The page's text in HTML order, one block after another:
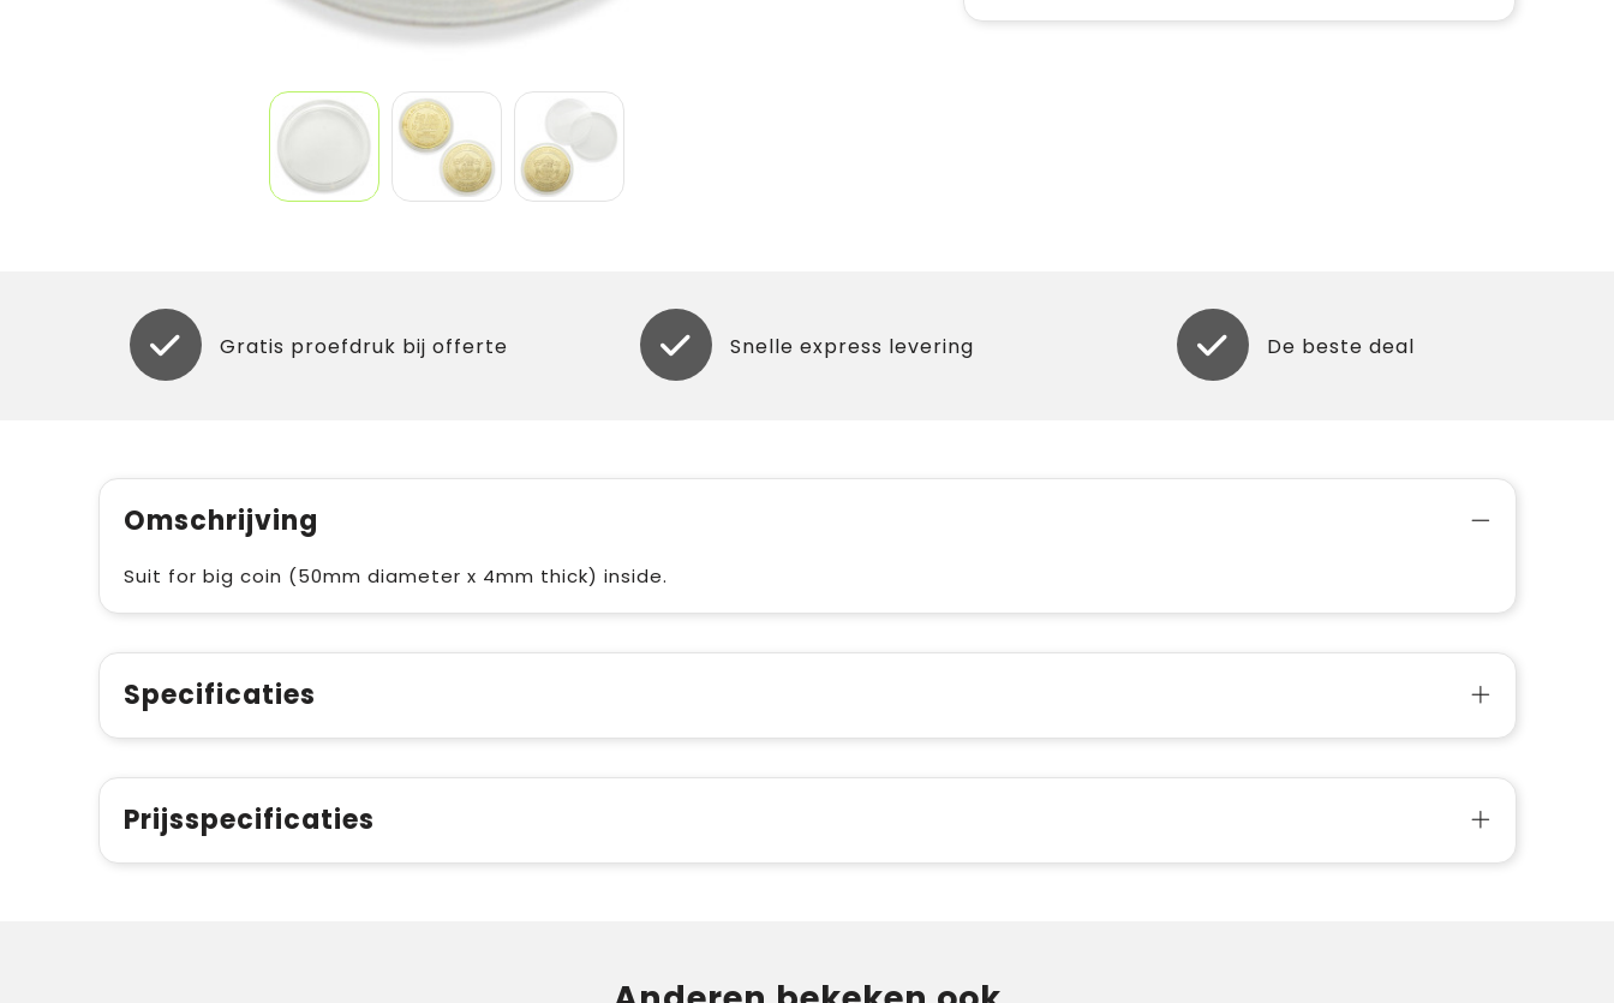
Gratis proefdruk bij offerte Snelle express levering De beste deal
Omschrijving
Suit for big coin (50mm diameter x 4mm thick) inside.
Specificaties
Prijsspecificaties